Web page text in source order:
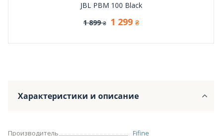
JBL PBM 100 Black
1 899 ₴ 1 299 ₴
Характеристики и описание
Производитель Fifine